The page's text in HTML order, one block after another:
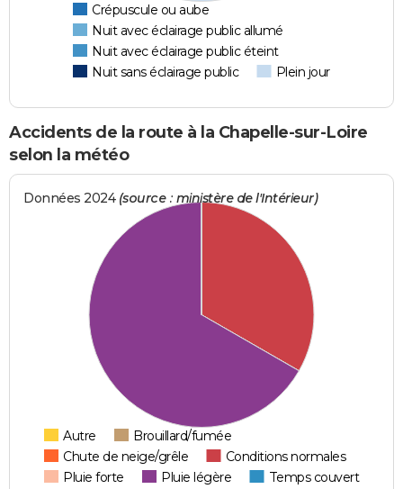
Crépuscule ou aube
Nuit avec éclairage public allumé
Nuit avec éclairage public éteint
Nuit sans éclairage public
Plein jour
Accidents de la route à la Chapelle-sur-Loire
selon la météo
Données 2024 (source : ministère de l'Intérieur)
Autre
Brouillard/fumée
Chute de neige/grêle
Conditions normales
Pluie forte
Pluie légère
Temps couvert